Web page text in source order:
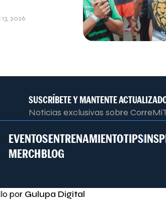
2026
SUSCRÍBETE Y MANTENTE
Noticias exclusivas sobre
EVENTOSENTRENAMIENTOTIPS
MERCHBLOG
por Gulupa Digital